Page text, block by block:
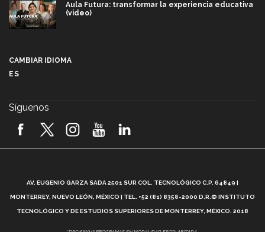
Aula Futura: transformar la experiencia educativa
(video)
2026! (video)
¿Cómo es el Modelo Educativo Tec? (video)
CAMBIAR IDIOMA
ES
Síguenos
AV. EUGENIO GARZA SADA 2501 SUR COL. TECNOLÓGICO C.P. 64849 |
MONTERREY, NUEVO LEÓN, MÉXICO | TEL. +52 (81) 8358-2000 D.R.© INSTITUTO
TECNOLÓGICO Y DE ESTUDIOS SUPERIORES DE MONTERREY, MÉXICO. 2018